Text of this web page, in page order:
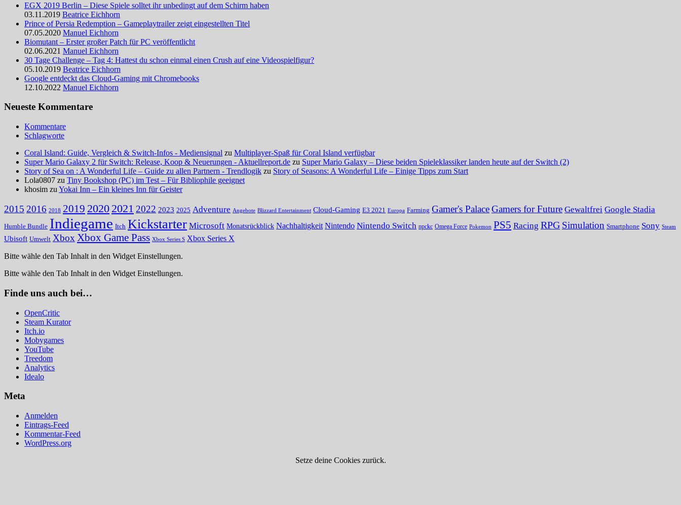
EGX 2019 Berlin – Diese Spiele solltet ihr unbedingt auf dem Schirm haben
03.11.2019 Beatrice Eichhorn
Prince of Persia Redemption – Gameplaytrailer zeigt eingestellten Titel
07.05.2020 Manuel Eichhorn
Biomutant – Erster großer Patch für PC veröffentlicht
02.06.2021 Manuel Eichhorn
30 Tage Challenge – Tag 4: Hattest du schon einmal einen Crush auf eine Videospielfigur?
05.10.2019 Beatrice Eichhorn
Google entdeckt das Cloud-Gaming mit Chromebooks
12.10.2022 Manuel Eichhorn
Neueste Kommentare
Kommentare
Schlagworte
Coral Island: Guide, Vergleich & Switch-Infos - Mediensignal zu Multiplayer-Spaß für Coral Island verfügbar
Super Mario Galaxy 2 für Switch: Release, Koop & Neuerungen - Aktuellreport.de zu Super Mario Galaxy – Diese beiden Spieleklassiker landen heute auf der Switch (2)
Story of Sea on : A Wonderful Life – Guide zu allen Partnern - Trendlogik zu Story of Seasons: A Wonderful Life – Einige Tipps zum Start
Lola0807 zu Tiny Bookshop (PC) im Test – Für Bibliophile geeignet
khosim zu Yokai Inn – Ein kleines Inn für Geister
2015 2016 2018 2019 2020 2021 2022 2023 2025 Adventure Angebote Blizzard Entertainment Cloud-Gaming E3 2021 Europa Farming Gamer's PalaceGamers for Future Gewaltfrei Google Stadia
Humble Bundle Indiegame Itch Kickstarter Microsoft Monatsrückblick Nachhaltigkeit Nintendo Nintendo Switch npckc Omega Force Pokemon PS5 Racing RPG Simulation Smartphone Sony Steam
Ubisoft Umwelt Xbox Xbox Game Pass Xbox Series S Xbox Series X
Bitte wähle den Tab Inhalt in den Widget Einstellungen.
Bitte wähle den Tab Inhalt in den Widget Einstellungen.
Finde uns auch bei…
OpenCritic
Steam Kurator
Itch.io
Mobygames
YouTube
Treedom
Analytics
Idealo
Meta
Anmelden
Eintrags-Feed
Kommentar-Feed
WordPress.org
Setze deine Cookies zurück.